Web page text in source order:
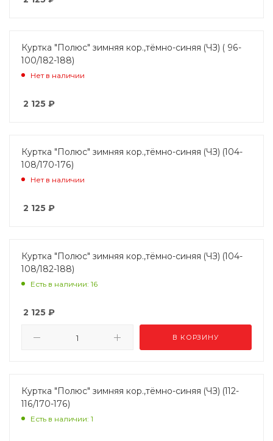
Куртка "Полюс" зимняя кор.,тёмно-синяя (ЧЗ) ( 96-
100/182-188)
Нет в наличии
2 125 ₽
Куртка "Полюс" зимняя кор.,тёмно-синяя (ЧЗ) (104-
108/170-176)
Нет в наличии
2 125 ₽
Куртка "Полюс" зимняя кор.,тёмно-синяя (ЧЗ) (104-
108/182-188)
Есть в наличии: 16
2 125 ₽
В КОРЗИНУ
Куртка "Полюс" зимняя кор.,тёмно-синяя (ЧЗ) (112-
116/170-176)
Есть в наличии: 1